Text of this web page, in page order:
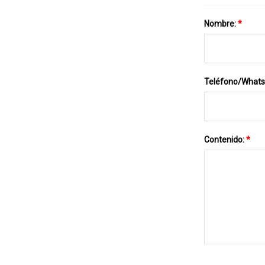
Nombre:*
Teléfono/
Contenido:*